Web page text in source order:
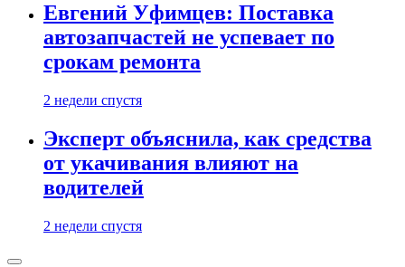
Евгений Уфимцев: Поставка
автозапчастей не успевает по
срокам ремонта
2 недели спустя
Эксперт объяснила, как средства
от укачивания влияют на
водителей
2 недели спустя